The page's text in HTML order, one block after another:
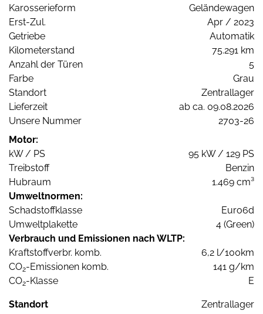
Karosserieform
Geländewagen
Erst-Zul.
Apr / 2023
Getriebe
Automatik
Kilometerstand
75.291 km
Anzahl der Türen
5
Farbe
Grau
Standort
Zentrallager
Lieferzeit
ab ca. 09.08.2026
Unsere Nummer
2703-26
Motor:
kW / PS
95 kW / 129 PS
Treibstoff
Benzin
Hubraum
1.469 cm³
Umweltnormen:
Schadstoffklasse
Euro6d
Umweltplakette
4 (Green)
Verbrauch und Emissionen nach WLTP:
Kraftstoffverbr. komb.
6,2 l/100km
CO2-Emissionen komb.
141 g/km
CO2-Klasse E
Standort Zentrallager